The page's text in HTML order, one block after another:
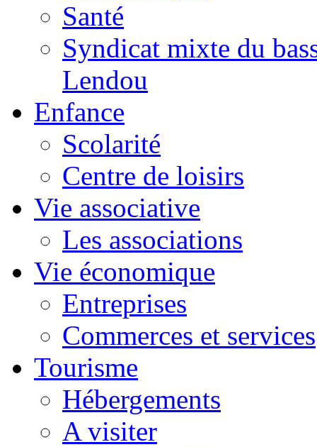
Santé
Syndicat mixte du
Lendou
Enfance
Scolarité
Centre de loisirs
Vie associative
Les associations
Vie économique
Entreprises
Commerces et services
Tourisme
Hébergements
A visiter